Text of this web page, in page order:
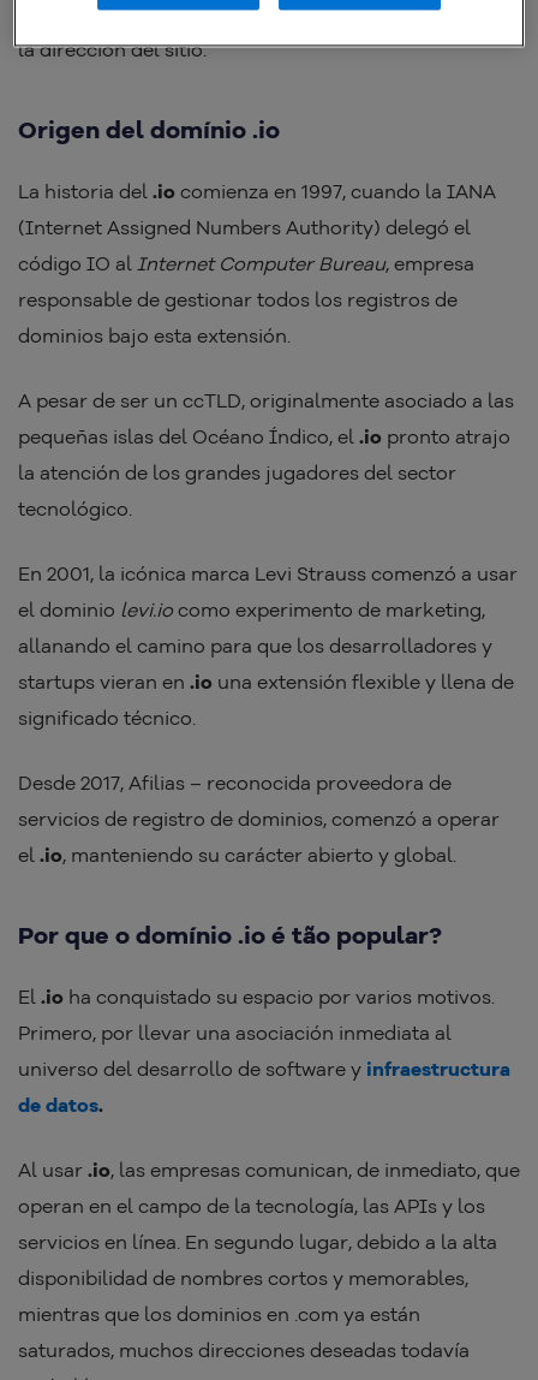
en el mercado y comunicar su ADN tecnológico ya en
la dirección del sitio.
Origen del domínio .io
La historia del .io comienza en 1997, cuando la IANA
(Internet Assigned Numbers Authority) delegó el
código IO al Internet Computer Bureau, empresa
responsable de gestionar todos los registros de
dominios bajo esta extensión.
A pesar de ser un ccTLD, originalmente asociado a las
pequeñas islas del Océano Índico, el .io pronto atrajo
la atención de los grandes jugadores del sector
tecnológico.
En 2001, la icónica marca Levi Strauss comenzó a usar
el dominio levi.io como experimento de marketing,
allanando el camino para que los desarrolladores y
startups vieran en .io una extensión flexible y llena de
significado técnico.
Desde 2017, Afilias – reconocida proveedora de
servicios de registro de dominios, comenzó a operar
el .io, manteniendo su carácter abierto y global.
Por que o domínio .io é tão popular?
El .io ha conquistado su espacio por varios motivos.
Primero, por llevar una asociación inmediata al
universo del desarrollo de software y infraestructura
de datos.
Al usar .io, las empresas comunican, de inmediato, que
operan en el campo de la tecnología, las APIs y los
servicios en línea. En segundo lugar, debido a la alta
disponibilidad de nombres cortos y memorables,
mientras que los dominios en .com ya están
saturados, muchos direcciones deseadas todavía